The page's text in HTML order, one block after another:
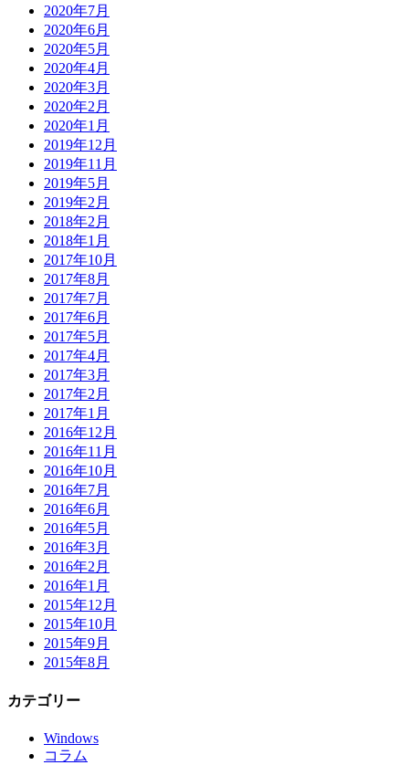
2020年7月
2020年6月
2020年5月
2020年4月
2020年3月
2020年2月
2020年1月
2019年12月
2019年11月
2019年5月
2019年2月
2018年2月
2018年1月
2017年10月
2017年8月
2017年7月
2017年6月
2017年5月
2017年4月
2017年3月
2017年2月
2017年1月
2016年12月
2016年11月
2016年10月
2016年7月
2016年6月
2016年5月
2016年3月
2016年2月
2016年1月
2015年12月
2015年10月
2015年9月
2015年8月
カテゴリー
Windows
コラム